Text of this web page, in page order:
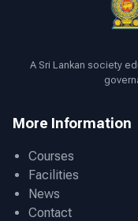
A Sri Lankan society
More Information
Courses
Facilities
News
Contact